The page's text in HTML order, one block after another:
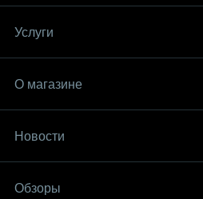
Услуги
О магазине
Новости
Обзоры